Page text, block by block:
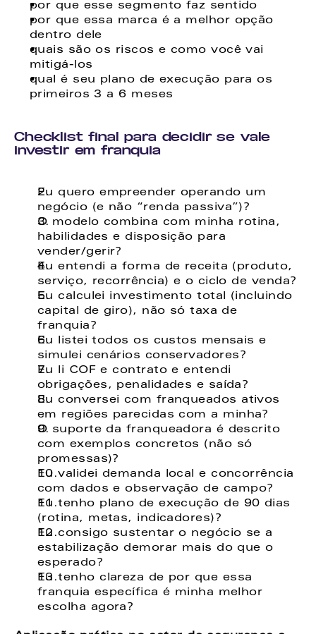
por que esse segmento faz sentido
por que essa marca é a melhor opção
dentro dele
quais são os riscos e como você vai
mitigá-los
qual é seu plano de execução para os
primeiros 3 a 6 meses
Checklist final para decidir se vale
investir em franquia
Eu quero empreender operando um
negócio (e não “renda passiva”)?
O modelo combina com minha rotina,
habilidades e disposição para
vender/gerir?
Eu entendi a forma de receita (produto,
serviço, recorrência) e o ciclo de venda?
Eu calculei investimento total (incluindo
capital de giro), não só taxa de
franquia?
Eu listei todos os custos mensais e
simulei cenários conservadores?
Eu li COF e contrato e entendi
obrigações, penalidades e saída?
Eu conversei com franqueados ativos
em regiões parecidas com a minha?
O suporte da franqueadora é descrito
com exemplos concretos (não só
promessas)?
Eu validei demanda local e concorrência
com dados e observação de campo?
Eu tenho plano de execução de 90 dias
(rotina, metas, indicadores)?
Eu consigo sustentar o negócio se a
estabilização demorar mais do que o
esperado?
Eu tenho clareza de por que essa
franquia específica é minha melhor
escolha agora?